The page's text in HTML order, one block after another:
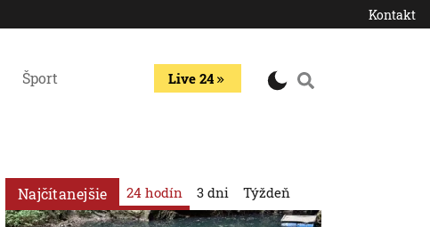
Kontakt
Šport Live 24
Najčítanejšie 24 hodín 3 dni Týždeň